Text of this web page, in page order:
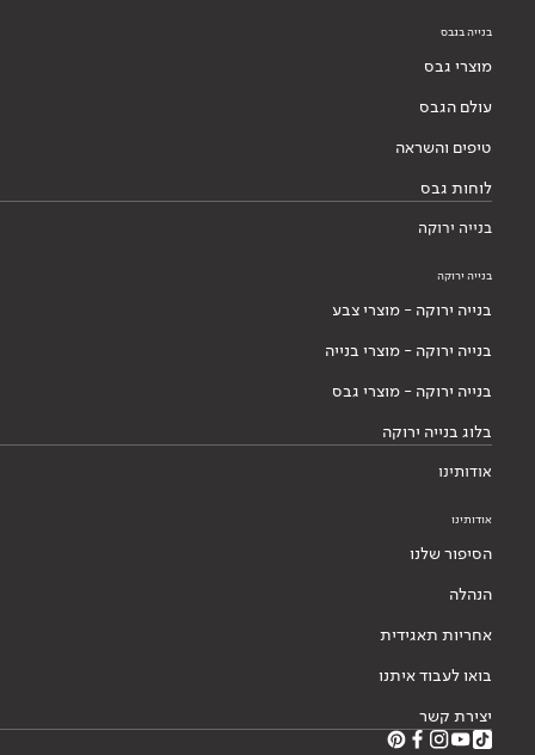
בנייה בגבס
מוצרי גבס
עולם הגבס
טיפים והשראה
לוחות גבס
בנייה ירוקה
בנייה ירוקה
בנייה ירוקה - מוצרי צבע
בנייה ירוקה - מוצרי בנייה
בנייה ירוקה - מוצרי גבס
בלוג בנייה ירוקה
אודותינו
אודותינו
הסיפור שלנו
הנהלה
אחריות תאגידית
בואו לעבוד איתנו
יצירת קשר